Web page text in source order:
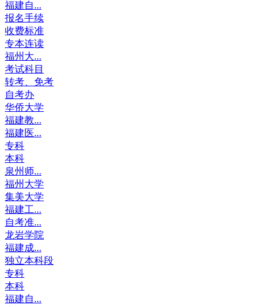
福建自...
报名手续
收费标准
专本连读
福州大...
考试科目
转考、免考
自考办
华侨大学
福建教...
福建医...
专科
本科
泉州师...
福州大学
集美大学
福建工...
自考准...
龙岩学院
福建成...
独立本科段
专科
本科
福建自...